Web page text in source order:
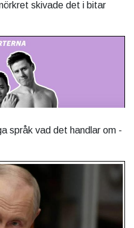
skivade det i bitar
språk vad det handlar om -